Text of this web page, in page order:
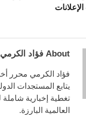
About فؤاد الكرمي
فؤاد الكرمي محرر
يتابع المستجدات
تغطية إخبارية شاملة
العالمية البارزة.